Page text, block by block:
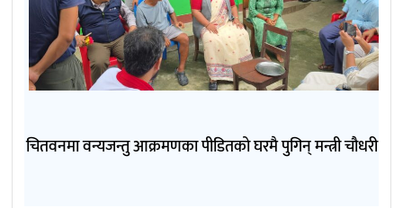
चितवनमा वन्यजन्तु आक्रमणका पीडितको घरमै पुगिन् मन्त्री चौधरी